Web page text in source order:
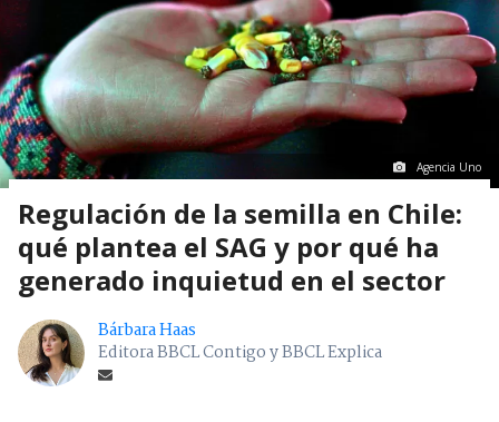
Agencia Uno
Regulación de la semilla en Chile:
qué plantea el SAG y por qué ha
generado inquietud en el sector
Bárbara Haas
Editora BBCL Contigo y BBCL Explica